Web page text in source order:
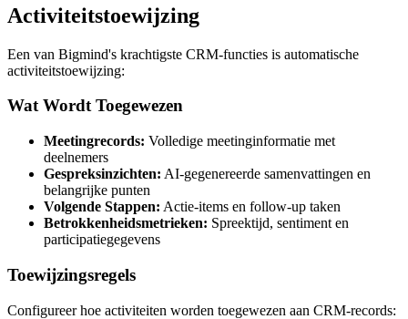
Activiteitstoewijzing
Een van Bigmind's krachtigste CRM-functies is automatische
activiteitstoewijzing:
Wat Wordt Toegewezen
Meetingrecords: Volledige meetinginformatie met
deelnemers
Gespreksinzichten: AI-gegenereerde samenvattingen en
belangrijke punten
Volgende Stappen: Actie-items en follow-up taken
Betrokkenheidsmetrieken: Spreektijd, sentiment en
participatiegegevens
Toewijzingsregels
Configureer hoe activiteiten worden toegewezen aan CRM-records: